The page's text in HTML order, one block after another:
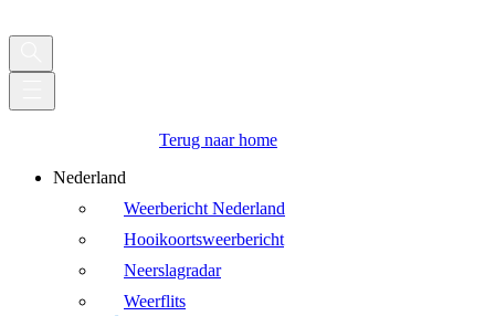
Terug naar home
Nederland
Weerbericht Nederland
Hooikoortsweerbericht
Neerslagradar
Weerflits